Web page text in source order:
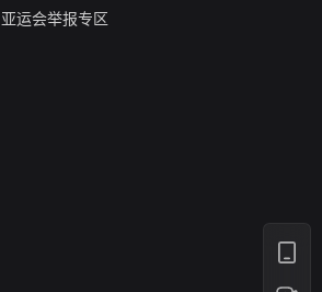
亚运会举报专区